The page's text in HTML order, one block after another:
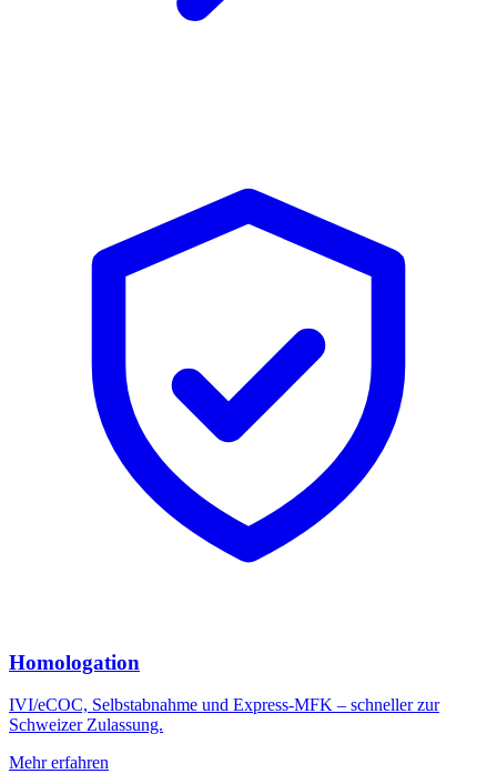
Homologation
IVI/eCOC, Selbstabnahme und Express-MFK – schneller zur
Schweizer Zulassung.
Mehr erfahren